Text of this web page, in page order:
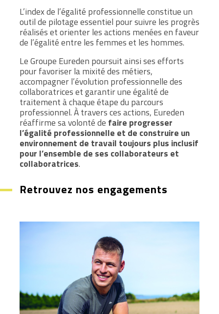
L’index de l’égalité professionnelle constitue un
outil de pilotage essentiel pour suivre les progrès
réalisés et orienter les actions menées en faveur
de l’égalité entre les femmes et les hommes.
Le Groupe Eureden poursuit ainsi ses efforts
pour favoriser la mixité des métiers,
accompagner l’évolution professionnelle des
collaboratrices et garantir une égalité de
traitement à chaque étape du parcours
professionnel. À travers ces actions, Eureden
réaffirme sa volonté de faire progresser
l’égalité professionnelle et de construire un
environnement de travail toujours plus inclusif
pour l’ensemble de ses collaborateurs et
collaboratrices.
Retrouvez nos engagements